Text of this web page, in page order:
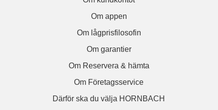
Om appen
Om lågprisfilosofin
Om garantier
Om Reservera & hämta
Om Företagsservice
Därför ska du välja HORNBACH